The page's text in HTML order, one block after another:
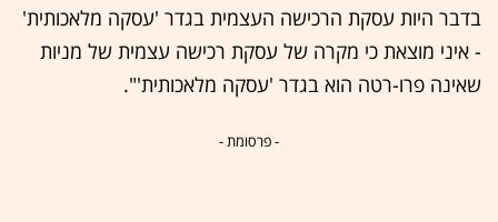
בדבר היות עסקת הרכישה העצמית בגדר 'עסקה מלאכותית'
- איני מוצאת כי מקרה של עסקת רכישה עצמית של מניות
שאינה פרו-רטה הוא בגדר 'עסקה מלאכותית'".
- פרסומת -